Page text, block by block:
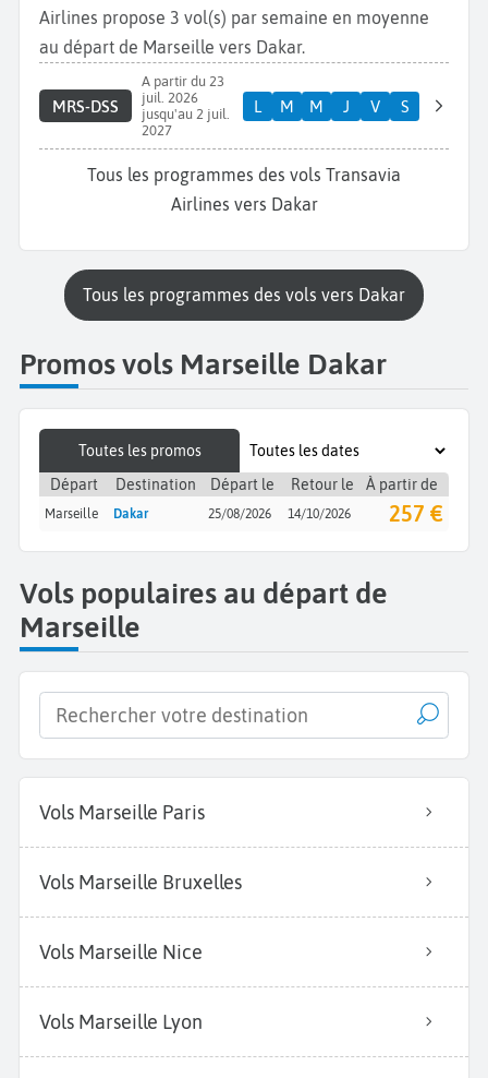
Airlines propose 3 vol(s) par semaine en moyenne
au départ de Marseille vers Dakar.
MRS-DSS
A partir du 23
juil. 2026
jusqu'au 2 juil.
2027
L M M J V S
Tous les programmes des vols Transavia
Airlines vers Dakar
Tous les programmes des vols vers Dakar
Promos vols Marseille Dakar
Toutes les promos
Départ
Destination Départ le Retour le À partir de
Marseille Dakar 25/08/2026 14/10/2026 257 €
Vols populaires au départ de
Marseille
Vols Marseille Paris
Vols Marseille Bruxelles
Vols Marseille Nice
Vols Marseille Lyon